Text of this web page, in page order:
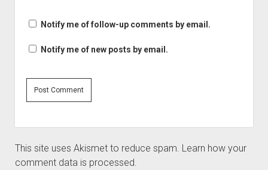
Notify me of follow-up comments by email.
Notify me of new posts by email.
This site uses Akismet to reduce spam. Learn how your
comment data is processed.